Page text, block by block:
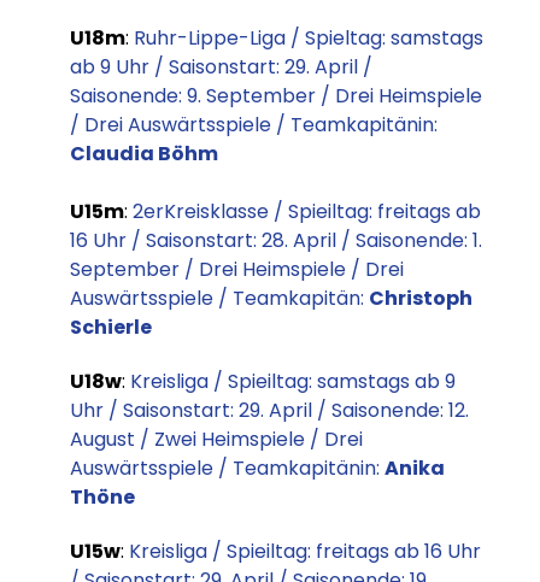
U18m: Ruhr-Lippe-Liga / Spieltag: samstags
ab 9 Uhr / Saisonstart: 29. April /
Saisonende: 9. September / Drei Heimspiele
/ Drei Auswärtsspiele / Teamkapitänin:
Claudia Böhm
U15m: 2erKreisklasse / Spieiltag: freitags ab
16 Uhr / Saisonstart: 28. April / Saisonende: 1.
September / Drei Heimspiele / Drei
Auswärtsspiele / Teamkapitän: Christoph
Schierle
U18w: Kreisliga / Spieiltag: samstags ab 9
Uhr / Saisonstart: 29. April / Saisonende: 12.
August / Zwei Heimspiele / Drei
Auswärtsspiele / Teamkapitänin: Anika
Thöne
U15w: Kreisliga / Spieiltag: freitags ab 16 Uhr